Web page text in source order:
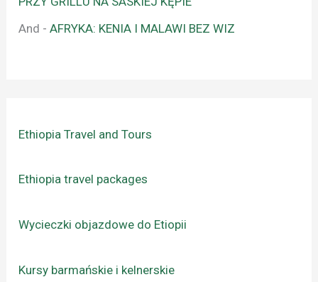
And -AFRYKA: KENIA I MALAWI BEZ WIZ
Ethiopia Travel and Tours
Ethiopia travel packages
Wycieczki objazdowe do Etiopii
Kursy barmańskie i kelnerskie